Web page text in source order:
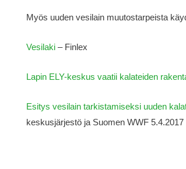
Myös uuden vesilain muutostarpeista
Vesilaki – Finlex
Lapin ELY-keskus vaatii kalateiden
Esitys vesilain tarkistamiseksi uuden
keskusjärjestö ja Suomen WWF 5.4.2017